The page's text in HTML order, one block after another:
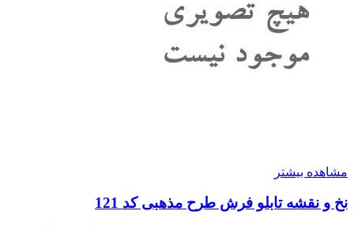
مشاهده بیشتر
نخ و نقشه تابلو فرش طرح مذهبی کد 121